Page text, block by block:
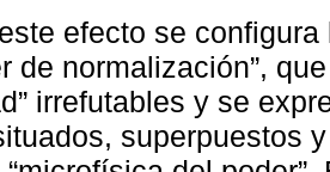
efecto se
de normalización”,
irrefutables y se
superpuestos